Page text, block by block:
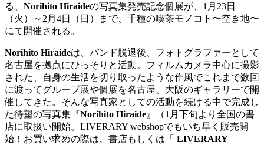
る、 Norihito Hiraideの写真集発売記念個展が 1 月 23日
（火）～ 2 月 4日（日）まで、千種の喫茶モノコト〜空き地〜
にて開催される。
Norihito Hiraideは、バンド脱退後、フォトグラファーとして
名古屋を拠点にひっそりと活動。フィルムカメラ中心に撮影
された、自身の生活を切り取ったような作風でこれまで数回
に渡ってグループ展や個展を名古屋、大阪のギャラリーで開
催してきた。そんな写真家としての活動を続ける中で完成し
た待望の写真集『Norihito Hiraide 』（1 月下旬より全国の書
店に取扱い開始。LIVERARY webshopでもいち早く販売開
始！お買い求めの際は、書店もしくは「 LIVERARY